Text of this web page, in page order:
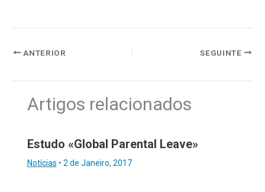
ANTERIOR SEGUINTE
Artigos relacionados
Estudo «Global Parental Leave»
Notícias • 2 de Janeiro, 2017